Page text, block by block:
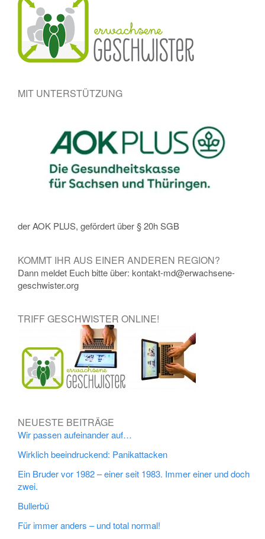
MIT UNTERSTÜTZUNG
der AOK PLUS, gefördert über § 20h SGB
KOMMT IHR AUS EINER ANDEREN REGION?
Dann meldet Euch bitte über: kontakt-md@erwachsene-
geschwister.org
TRIFF GESCHWISTER ONLINE!
NEUESTE BEITRÄGE
Wir passen aufeinander auf…
Wirklich beeindruckend: Panikattacken
Ein Bruder vor 1982 – einer seit 1983. Immer einer und doch
zwei.
Bullerbü
Für immer anders – und total normal!